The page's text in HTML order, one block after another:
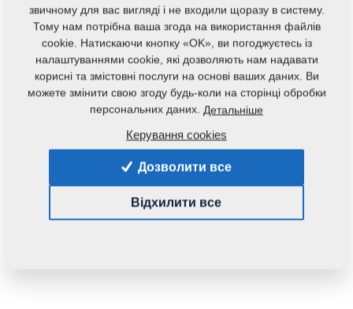
Початковий каталоговий номер:
Дана запасна частина також застосовується і для
FANTOM VERSO
звичному для вас вигляді і не входили щоразу в систему.
Тому нам потрібна ваша згода на використання файлів
cookie. Натискаючи кнопку «OK», ви погоджуєтесь із
налаштуваннями cookie, які дозволяють нам надавати
корисні та змістовні послуги на основі ваших даних. Ви
можете змінити свою згоду будь-коли на сторінці обробки
персональних даних. Детальніше
Керування cookies
Дозволити все
Відхилити все